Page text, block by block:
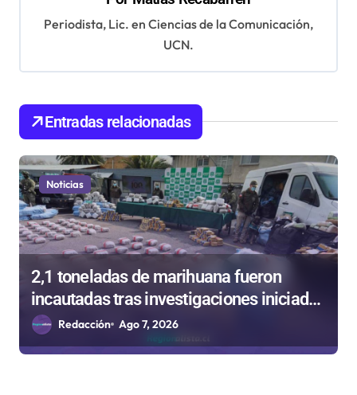
n
e
n
t
r
a
Periodista, Lic. en Ciencias de la Comunicación,
UCN.
Entradas relacionadas
Noticias
2,1 toneladas de marihuana fueron
incautadas tras investigaciones iniciadas
en Antofagasta
Redacción Ago 7, 2026